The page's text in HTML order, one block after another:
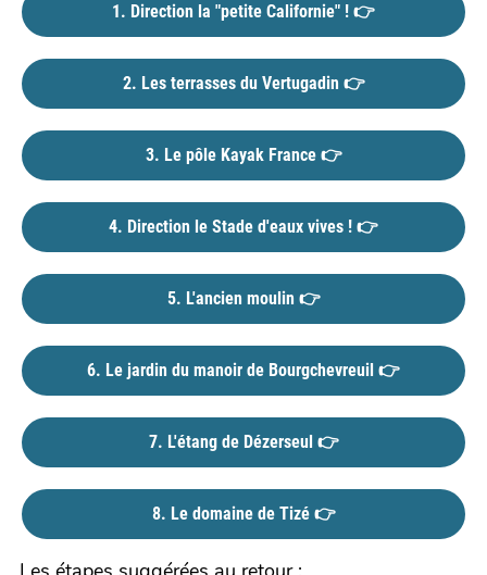
1. Direction la "petite Californie" ! 👉
2. Les terrasses du Vertugadin 👉
3. Le pôle Kayak France 👉
4. Direction le Stade d'eaux vives ! 👉
5. L'ancien moulin 👉
6. Le jardin du manoir de Bourgchevreuil 👉
7. L'étang de Dézerseul 👉
8. Le domaine de Tizé 👉